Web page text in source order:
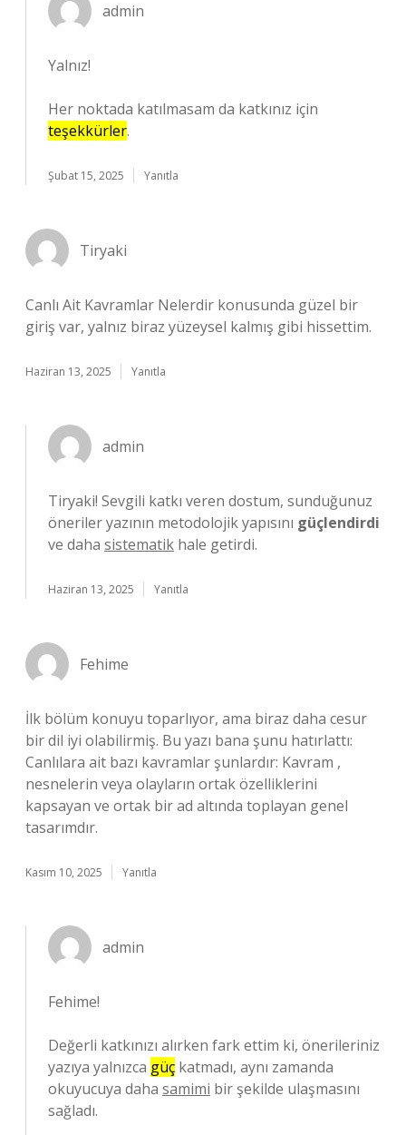
admin
Yalnız!
Her noktada katılmasam da katkınız için
teşekkürler.
Şubat 15, 2025 Yanıtla
Tiryaki
Canlı Ait Kavramlar Nelerdir konusunda güzel bir
giriş var, yalnız biraz yüzeysel kalmış gibi hissettim.
Haziran 13, 2025 Yanıtla
admin
Tiryaki! Sevgili katkı veren dostum, sunduğunuz
öneriler yazının metodolojik yapısını güçlendirdi
ve daha sistematik hale getirdi.
Haziran 13, 2025 Yanıtla
Fehime
İlk bölüm konuyu toparlıyor, ama biraz daha cesur
bir dil iyi olabilirmiş. Bu yazı bana şunu hatırlattı:
Canlılara ait bazı kavramlar şunlardır: Kavram ,
nesnelerin veya olayların ortak özelliklerini
kapsayan ve ortak bir ad altında toplayan genel
tasarımdır.
Kasım 10, 2025 Yanıtla
admin
Fehime!
Değerli katkınızı alırken fark ettim ki, önerileriniz
yazıya yalnızca güç katmadı, aynı zamanda
okuyucuya daha samimi bir şekilde ulaşmasını
sağladı.